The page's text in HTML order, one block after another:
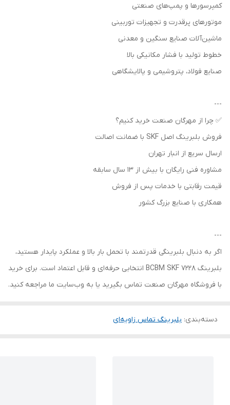
کمپرسورها و پمپ‌های صنعتی
موتورهای پرقدرت و تجهیزات توربینی
ماشین‌آلات صنایع سنگین و معدنی
خطوط تولید با فشار مکانیکی بالا
صنایع فولاد، پتروشیمی و پالایشگاهی
---
✅ چرا از مهرگان صنعت خرید کنیم؟
فروش بلبرینگ اصل SKF با ضمانت اصالت
ارسال سریع از انبار تهران
مشاوره فنی رایگان با بیش از ۱۳ سال سابقه
قیمت رقابتی با خدمات پس از فروش
همکاری با صنایع بزرگ کشور
---
اگر به دنبال بلبرینگی قدرتمند با تحمل بار بالا و عملکرد پایدار هستید،
بلبرینگ 7228 BCBM SKF انتخابی حرفه‌ای و قابل اعتماد است. برای خرید
با فروشگاه مهرگان صنعت تماس بگیرید یا به وب‌سایت ما مراجعه کنید.
دسته‌بندی: بلبرینگ تماس زاویه‌ای